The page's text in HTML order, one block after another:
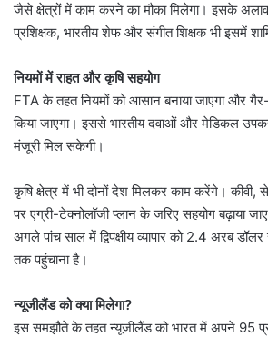
जैसे क्षेत्रों में काम करने का मौका मिलेगा। इसके
प्रशिक्षक, भारतीय शेफ और संगीत शिक्षक भी इसमें
नियमों में राहत और कृषि सहयोग
FTA के तहत नियमों को आसान बनाया जाएगा और
किया जाएगा। इससे भारतीय दवाओं और मेडिकल
मंजूरी मिल सकेगी।
कृषि क्षेत्र में भी दोनों देश मिलकर काम करेंगे।
पर एग्री-टेक्नोलॉजी प्लान के जरिए सहयोग बढ़ाया
अगले पांच साल में द्विपक्षीय व्यापार को 2.4 अरब
तक पहुंचाना है।
न्यूजीलैंड को क्या मिलेगा?
इस समझौते के तहत न्यूजीलैंड को भारत में अपने 95